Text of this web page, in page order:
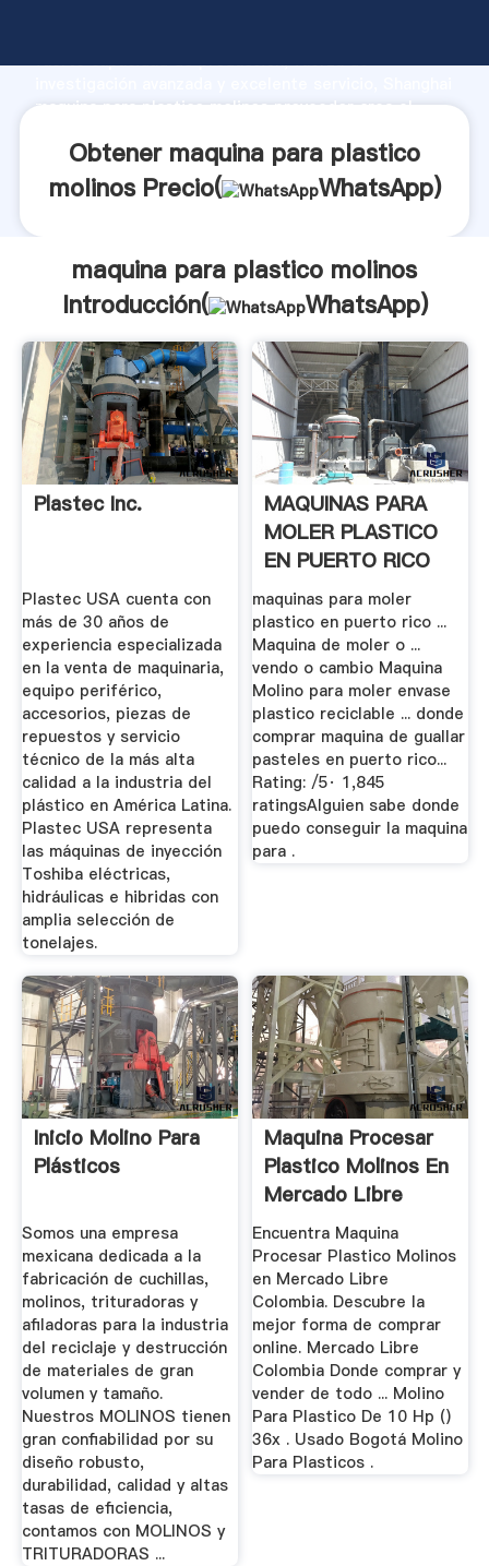
fuerte capacidad de producción, fuerza de
maquina para plastico molinos proveedor crea el
Obtener maquina para plastico
molinos Precio(
WhatsApp)
maquina para plastico molinos
Introducción(
WhatsApp)
Plastec Inc.
Plastec USA cuenta con
más de 30 años de
experiencia especializada
en la venta de maquinaria,
equipo periférico,
accesorios, piezas de
repuestos y servicio
técnico de la más alta
calidad a la industria del
plástico en América Latina.
Plastec USA representa
las máquinas de inyección
Toshiba eléctricas,
hidráulicas e hibridas con
amplia selección de
tonelajes.
MAQUINAS PARA
MOLER PLASTICO
EN PUERTO RICO
maquinas para moler
plastico en puerto rico ...
Maquina de moler o ...
vendo o cambio Maquina
Molino para moler envase
plastico reciclable ... donde
comprar maquina de guallar
pasteles en puerto rico...
Rating: /5· 1,845
ratingsAlguien sabe donde
puedo conseguir la maquina
para .
Inicio Molino Para
Plásticos
Somos una empresa
mexicana dedicada a la
fabricación de cuchillas,
molinos, trituradoras y
afiladoras para la industria
del reciclaje y destrucción
de materiales de gran
volumen y tamaño.
Nuestros MOLINOS tienen
gran confiabilidad por su
diseño robusto,
durabilidad, calidad y altas
tasas de eficiencia,
contamos con MOLINOS y
TRITURADORAS ...
Maquina Procesar
Plastico Molinos En
Mercado Libre
Colombia
Encuentra Maquina
Procesar Plastico Molinos
en Mercado Libre
Colombia. Descubre la
mejor forma de comprar
online. Mercado Libre
Colombia Donde comprar y
vender de todo ... Molino
Para Plastico De 10 Hp ()
36x . Usado Bogotá Molino
Para Plasticos .